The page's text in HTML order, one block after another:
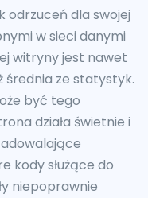
odrzuceń dla swojej
w sieci danymi
witryny jest nawet
średnia ze statystyk.
być tego
działa świetnie i
kody służące do
niepoprawnie